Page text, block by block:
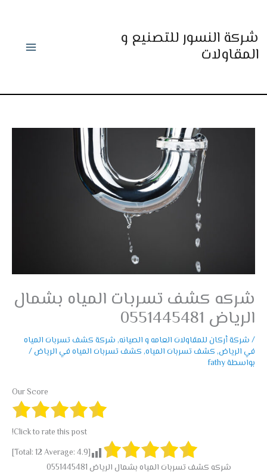
المحتوى
شركة النسور للتصنيع و
المقاولات
شركه كشف تسربات المياه بشمال
الرياض 0551445481
/شركة أركان للمقاولات العامه و الصيانه,شركة كشف تسربات المياه
في الرياض,كشف تسربات المياه,كشف تسربات المياه في الرياض/
بواسطةfathy
Our Score
Click to rate this post!
[Total:
12Average:4.9
]
شركه كشف تسربات المياه بشمال الرياض 0551445481